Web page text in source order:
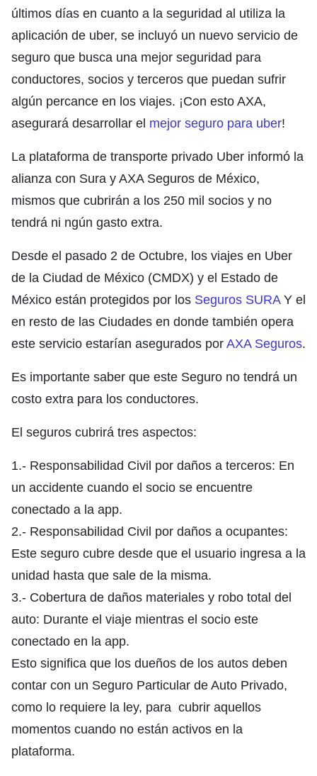
últimos días en cuanto a la seguridad al utiliza la
aplicación de uber, se incluyó un nuevo servicio de
seguro que busca una mejor seguridad para
conductores, socios y terceros que puedan sufrir
algún percance en los viajes. ¡Con esto AXA,
asegurará desarrollar el mejor seguro para uber!
La plataforma de transporte privado Uber informó la
alianza con Sura y AXA Seguros de México,
mismos que cubrirán a los 250 mil socios y no
tendrá ni ngún gasto extra.
Desde el pasado 2 de Octubre, los viajes en Uber
de la Ciudad de México (CMDX) y el Estado de
México están protegidos por los Seguros SURAY el
en resto de las Ciudades en donde también opera
este servicio estarían asegurados por AXA Seguros.
Es importante saber que este Seguro no tendrá un
costo extra para los conductores.
El seguros cubrirá tres aspectos:
1.- Responsabilidad Civil por daños a terceros: En
un accidente cuando el socio se encuentre
conectado a la app.
2.- Responsabilidad Civil por daños a ocupantes:
Este seguro cubre desde que el usuario ingresa a la
unidad hasta que sale de la misma.
3.- Cobertura de daños materiales y robo total del
auto: Durante el viaje mientras el socio este
conectado en la app.
Esto significa que los dueños de los autos deben
contar con un Seguro Particular de Auto Privado,
como lo requiere la ley, para cubrir aquellos
momentos cuando no están activos en la
plataforma.